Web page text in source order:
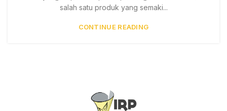
salah satu produk yang semaki...
CONTINUE READING